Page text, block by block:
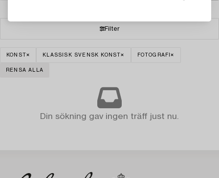
Filter
KONST KLASSISK SVENSK KONST FOTOGRAFI
RENSA ALLA
Din sökning gav ingen träff just nu.